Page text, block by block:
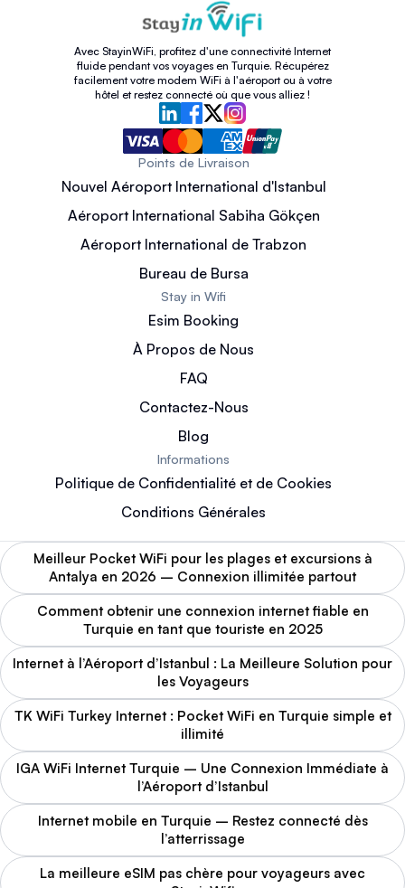
Avec StayinWiFi, profitez d'une connectivité Internet
fluide pendant vos voyages en Turquie. Récupérez
facilement votre modem WiFi à l'aéroport ou à votre
hôtel et restez connecté où que vous alliez !
Points de Livraison
Nouvel Aéroport International d'Istanbul
Aéroport International Sabiha Gökçen
Aéroport International de Trabzon
Bureau de Bursa
Stay in Wifi
Esim Booking
À Propos de Nous
FAQ
Contactez-Nous
Blog
Informations
Politique de Confidentialité et de Cookies
Conditions Générales
Meilleur Pocket WiFi pour les plages et excursions à
Antalya en 2026 – Connexion illimitée partout
Comment obtenir une connexion internet fiable en
Turquie en tant que touriste en 2025
Internet à l’Aéroport d’Istanbul : La Meilleure Solution pour
les Voyageurs
TK WiFi Turkey Internet : Pocket WiFi en Turquie simple et
illimité
IGA WiFi Internet Turquie – Une Connexion Immédiate à
l’Aéroport d’Istanbul
Internet mobile en Turquie – Restez connecté dès
l’atterrissage
La meilleure eSIM pas chère pour voyageurs avec